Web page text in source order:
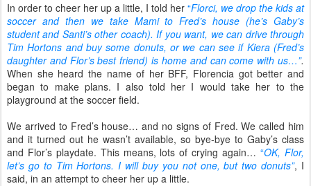
In order to cheer her up a little, I told her “Florci, we drop the kids at
soccer and then we take Mami to Fred’s house (he’s Gaby’s
student and Santi’s other coach). If you want, we can drive through
Tim Hortons and buy some donuts, or we can see if Kiera (Fred’s
daughter and Flor’s best friend) is home and can come with us…”.
When she heard the name of her BFF, Florencia got better and
began to make plans. I also told her I would take her to the
playground at the soccer field.
We arrived to Fred’s house… and no signs of Fred. We called him
and it turned out he wasn’t available, so bye-bye to Gaby’s class
and Flor’s playdate. This means, lots of crying again…“OK, Flor,
let’s go to Tim Hortons. I will buy you not one, but two donuts”, I
said, in an attempt to cheer her up a little.